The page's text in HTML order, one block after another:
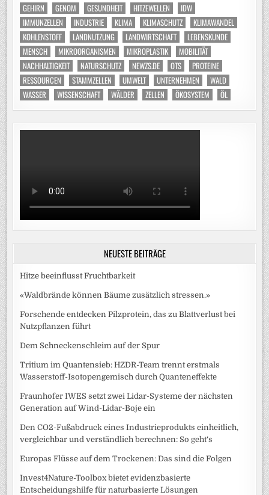
GEHIRN GENOM GESUNDHEIT HITZEWELLEN
IDW
IMMUNZELLEN
INDUSTRIE KLIMA KLIMASCHUTZ
KLIMAWANDEL
KOHLENSTOFF
LANDNUTZUNG LANDWIRTSCHAFT
LEBENSKUNDE
MENSCH
MIKROORGANISMEN MIKROPLASTIK
MOBILITÄT
NACHHALTIGKEIT
NATURSCHUTZ NEWZS.DE OTS
PROTEINE
RESSOURCEN
STAMMZELLEN UMWELT UNTERNEHMEN
WALD
WASSER
WISSENSCHAFT WÄLDER ZELLEN ÖKOSYSTEM ÖL
NEUESTE BEITRÄGE
Hitze beeinflusst Fruchtbarkeit
«Waldbrände können Bäume zusätzlich stressen.»
Forschende entdecken Pilzprotein, das zu Blattverlust bei
Nutzpflanzen führt
Dem Schneckenschleim auf der Spur
Tritium im Quantensieb: HZDR-Team trennt erstmals
Wasserstoff-Isotopengemisch durch Quanteneffekte
Fraunhofer IWES setzt zwei Lidar-Systeme der nächsten
Generation auf Wind-Lidar-Boje ein
Den CO2-Fußabdruck eines Industrieprodukts einheitlich,
vergleichbar und verständlich berechnen: So geht‘s
Europas Flüsse auf dem Trockenen: Das sind die Folgen
Invest4Nature-Toolbox bietet evidenzbasierte
Entscheidungshilfe für naturbasierte Lösungen